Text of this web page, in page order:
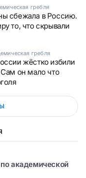
гребля
сбежала в Россию.
то, что скрывали
гребля
жёстко избили
он мало что
академической